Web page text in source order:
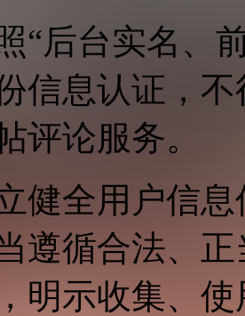
“后台实名、
信息认证，
评论服务。
健全用户信
遵循合法、
明示收集、